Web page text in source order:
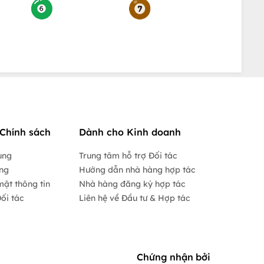
sách
thông tin
tác
Dành cho Kinh doanh
Trung tâm hỗ trợ Đối tác
Hướng dẫn nhà hàng hợp tác
Nhà hàng đăng ký hợp tác
Liên hệ về Đầu tư & Hợp tác
Chứng nhận bởi